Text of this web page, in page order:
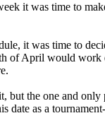
it was time to
it was time to
of April would work
but the one and only
date as a